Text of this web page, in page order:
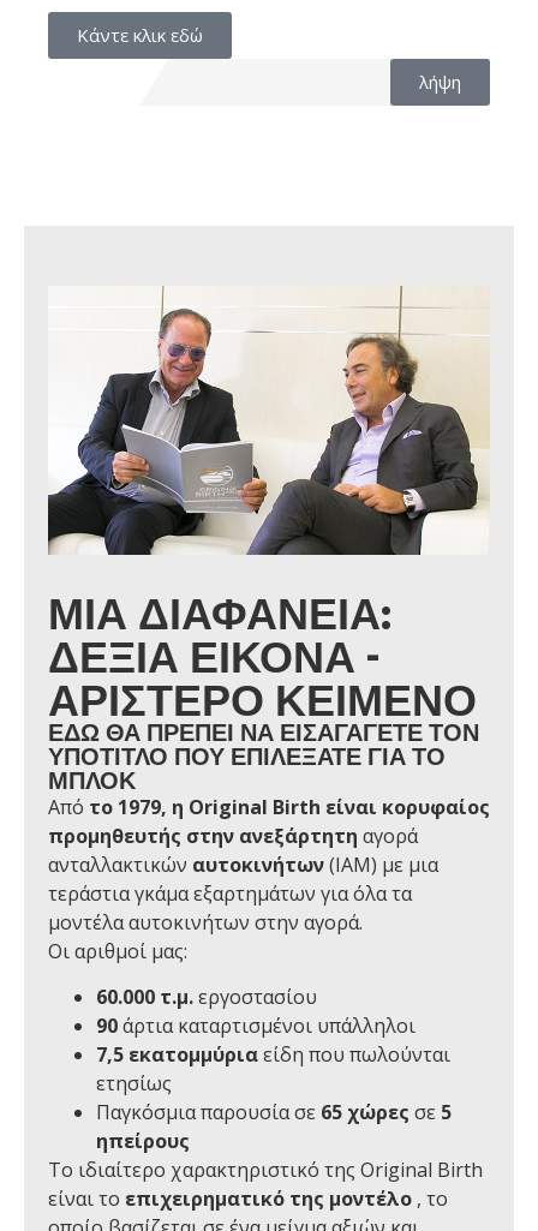
Κάντε κλικ εδώ
λήψη
(PDF, si
ΜΊΑ ΔΙΑΦΆΝΕΙΑ:
ΔΕΞΙΆ ΕΙΚΌΝΑ -
ΑΡΙΣΤΕΡΌ ΚΕΊΜΕΝΟ
ΕΔΏ ΘΑ ΠΡΈΠΕΙ ΝΑ ΕΙΣΑΓΆΓΕΤΕ ΤΟΝ
ΥΠΌΤΙΤΛΟ ΠΟΥ ΕΠΙΛΈΞΑΤΕ ΓΙΑ ΤΟ
ΜΠΛΟΚ
Από το 1979, η Original Birth είναι κορυφαίος
προμηθευτής στην ανεξάρτητη αγορά
ανταλλακτικών αυτοκινήτων(IAM) με μια
τεράστια γκάμα εξαρτημάτων για όλα τα
μοντέλα αυτοκινήτων στην αγορά.
Οι αριθμοί μας:
60.000 τ.μ.εργοστασίου
90άρτια καταρτισμένοι υπάλληλοι
7,5 εκατομμύριαείδη που πωλούνται
ετησίως
Παγκόσμια παρουσία σε 65 χώρες σε 5
ηπείρους
Το ιδιαίτερο χαρακτηριστικό της Original Birth
είναι το επιχειρηματικό της μοντέλο , το